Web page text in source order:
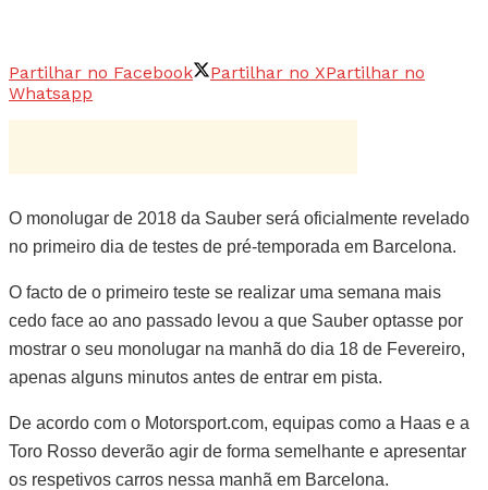
Partilhar no Facebook Partilhar no XPartilhar no
Whatsapp
O monolugar de 2018 da Sauber será oficialmente revelado
no primeiro dia de testes de pré-temporada em Barcelona.
O facto de o primeiro teste se realizar uma semana mais
cedo face ao ano passado levou a que Sauber optasse por
mostrar o seu monolugar na manhã do dia 18 de Fevereiro,
apenas alguns minutos antes de entrar em pista.
De acordo com o Motorsport.com, equipas como a Haas e a
Toro Rosso deverão agir de forma semelhante e apresentar
os respetivos carros nessa manhã em Barcelona.